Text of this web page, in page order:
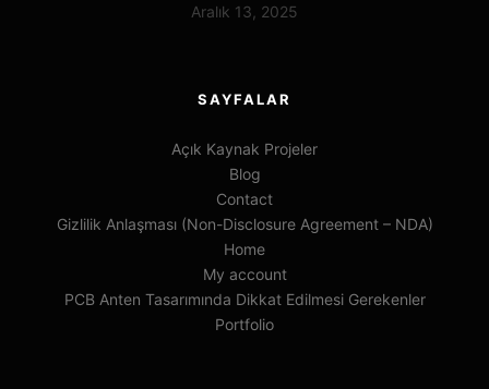
Aralık 13, 2025
SAYFALAR
Açık Kaynak Projeler
Blog
Contact
Gizlilik Anlaşması (Non-Disclosure Agreement – NDA)
Home
My account
PCB Anten Tasarımında Dikkat Edilmesi Gerekenler
Portfolio